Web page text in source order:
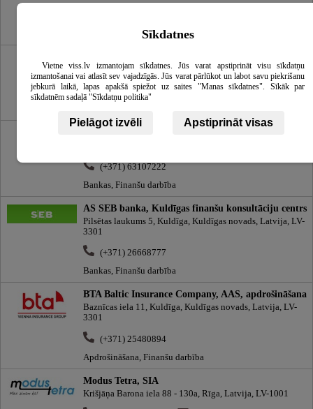
Bankas, Finanšu darbība, Bankomāti
Vesetas iela 7, Rīga, Latvija, LV-1013
(+371) 67025555
info@rietumu.lv
Swedbank, Tukuma filiāle
(+371) 63107222
Bankas, Finanšu darbība
AS SEB banka, Kuldīgas finanšu konsultāciju centrs
Pilsētas laukums 5, Kuldīga, Kuldīgas novads, Latvija, LV-
3301
(+371) 26668777
Bankas, Finanšu darbība
BTA Baltic Insurance Company, AAS, apdrošināšana
Baznīcas iela 11, Kuldīga, Kuldīgas novads, Latvija, LV-
3301
(+371) 25480894
Apdrošināšana, Finanšu darbība
Modus Tetra, SIA
Krišjāņa Barona iela 88 - 130a, Rīga, Latvija, LV-1001
Sīkdatnes
Vietne viss.lv izmantojam sīkdatnes. Jūs varat apstiprināt visu sīkdatņu
izmantošanai vai atlasīt sev vajadzīgās. Jūs varat pārlūkot un labot savu piekrišanu
jebkurā laikā, lapas apakšā spiežot uz saites "Manas sīkdatnes". Sīkāk par
sīkdatnēm sadaļā "Sīkdatņu politika"
Pielāgot izvēli Apstiprināt visas